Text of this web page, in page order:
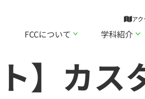
アク
FCCについて 学科紹介
】カス